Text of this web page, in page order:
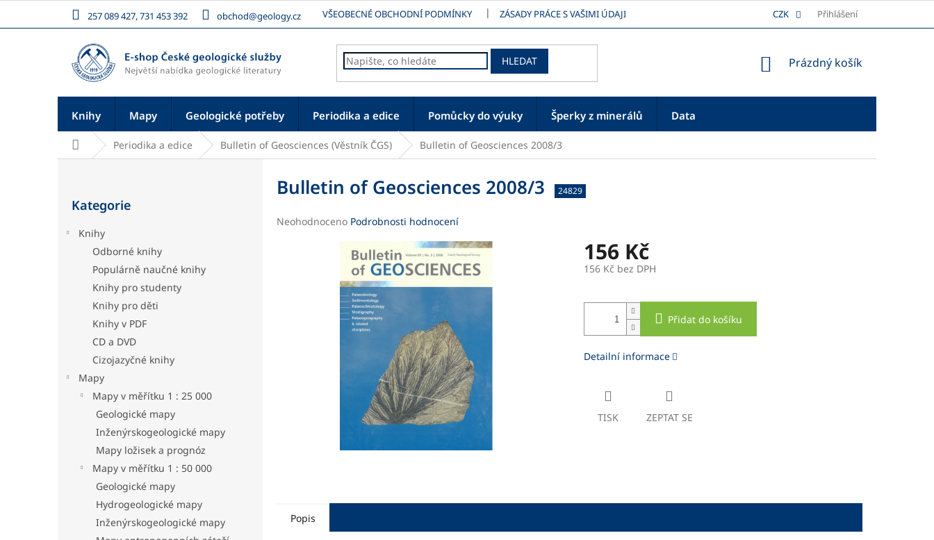
obsah
257 089 427, 731 453 392 obchod@geology.cz VŠEOBECNÉ OBCHODNÍ PODMÍNKY ZÁSADY PRÁCE S VAŠIMI ÚDAJI REKLAMAČNÍ ŘÁD PLATBA
CZK Přihlášení
HLEDAT
NÁKUPNÍ
Prázdný košík
Knihy Mapy Geologické potřeby Periodika a edice Pomůcky do výuky Šperky z minerálů Data
Domů Periodika a edice Bulletin of Geosciences (Věstník ČGS) Bulletin of Geosciences 2008/3
kategorie
Kategorie
Knihy
Odborné knihy
Populárně naučné knihy
Knihy pro studenty
Knihy pro děti
Knihy v PDF
CD a DVD
Cizojazyčné knihy
Mapy
Mapy v měřítku 1 : 25 000
Geologické mapy
Inženýrskogeologické mapy
Mapy ložisek a prognóz
Mapy v měřítku 1 : 50 000
Geologické mapy
Hydrogeologické mapy
Inženýrskogeologické mapy
Bulletin of Geosciences 2008/3 24829
Průměrné
Neohodnoceno Podrobnosti hodnocení
156 Kč
156 Kč bez DPH
cena:
Přidat do košíku
Detailní informace
TISK ZEPTAT SE
Popis